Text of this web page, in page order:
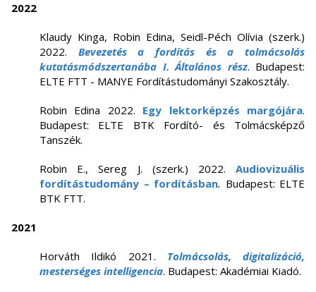
2022
Klaudy Kinga, Robin Edina, Seidl-Péch Olívia (szerk.)
2022. Bevezetés a fordítás és a tolmácsolás
kutatásmódszertanába I. Általános rész. Budapest:
ELTE FTT - MANYE Fordítástudományi Szakosztály.
Robin Edina 2022. Egy lektorképzés margójára.
Budapest: ELTE BTK Fordító- és Tolmácsképző
Tanszék.
Robin E., Sereg J. (szerk.) 2022. Audiovizuális
fordítástudomány – fordításban. Budapest: ELTE
BTK FTT.
2021
Horváth Ildikó 2021. Tolmácsolás, digitalizáció,
mesterséges intelligencia. Budapest: Akadémiai Kiadó.